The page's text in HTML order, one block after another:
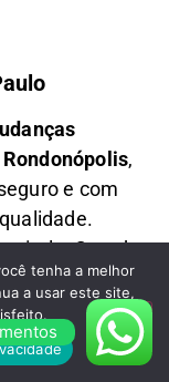
udanças
,
e com
e Grande
extremo e
de
do Brasil.
tenha a melhor
a usar este site,